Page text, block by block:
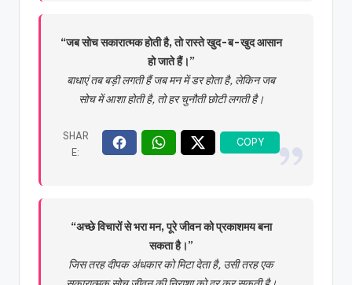
“जब सोच सकारात्मक होती है, तो रास्ते खुद-ब-खुद आसान
हो जाते हैं।”
बाधाएं तब बड़ी लगती हैं जब मन में डर होता है, लेकिन जब
सोच में आशा होती है, तो हर चुनौती छोटी लगती है।
“अच्छे विचारों से भरा मन, पूरे जीवन को प्रकाशमय बना
सकता है।”
जिस तरह दीपक अंधकार को मिटा देता है, उसी तरह एक